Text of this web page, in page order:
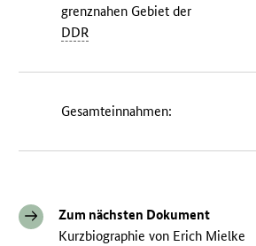
grenznahen Gebiet der
DDR
Gesamteinnahmen:
Zum nächsten Dokument
Kurzbiographie von Erich Mielke